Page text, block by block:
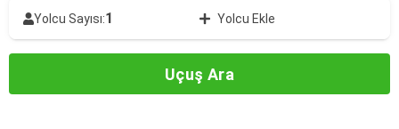
Yolcu Sayısı:1 Yolcu Ekle
Uçuş Ara